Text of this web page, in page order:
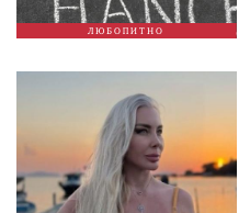
ЛЮБОПИТНО